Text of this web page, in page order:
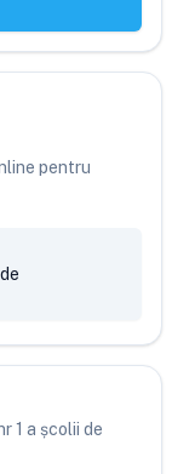
pentru
1 a școlii de